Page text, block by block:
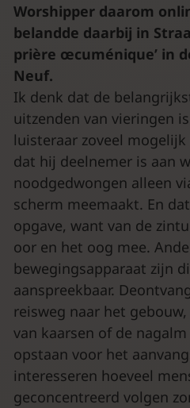
Worshipper daarom
belandde daarbij in
prière œcuménique’ in
Neuf.
Ik denk dat de
uitzenden van vieringen
luisteraar zoveel
dat hij deelnemer is aan
noodgedwongen alleen
scherm meemaakt. En
opgave, want van de
oor en het oog mee.
bewegingsapparaat zijn
aanspreekbaar.
reisweg naar het
van kaarsen of de
opstaan voor het
interesseren hoeveel
geconcentreerd volgen